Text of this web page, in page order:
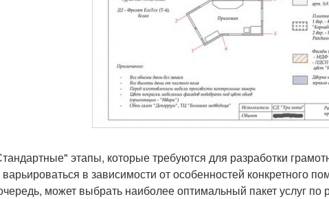
этапы, которые требуются для разработки
в зависимости от особенностей конкретного
может выбрать наиболее оптимальный пакет услуг по